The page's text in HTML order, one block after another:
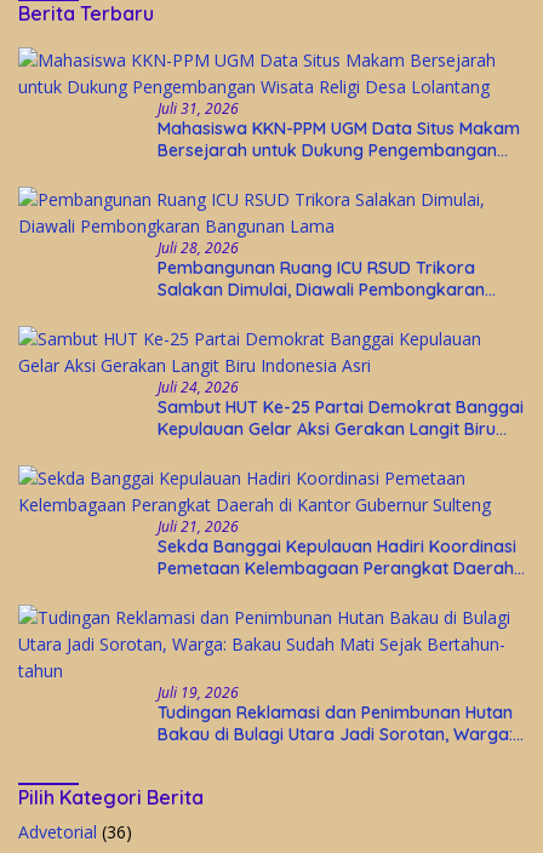
Berita Terbaru
Juli 31, 2026
Mahasiswa KKN-PPM UGM Data Situs Makam
Bersejarah untuk Dukung Pengembangan
Juli 28, 2026
Pembangunan Ruang ICU RSUD Trikora
Salakan Dimulai, Diawali Pembongkaran
Juli 24, 2026
Sambut HUT Ke-25 Partai Demokrat Banggai
Kepulauan Gelar Aksi Gerakan Langit Biru
Juli 21, 2026
Sekda Banggai Kepulauan Hadiri Koordinasi
Pemetaan Kelembagaan Perangkat Daerah
Juli 19, 2026
Tudingan Reklamasi dan Penimbunan Hutan
Bakau di Bulagi Utara Jadi Sorotan, Warga:
Pilih Kategori Berita
Advetorial (36)